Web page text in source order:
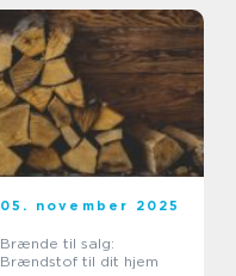
05. november 2025
Brænde til salg:
Brændstof til dit hjem